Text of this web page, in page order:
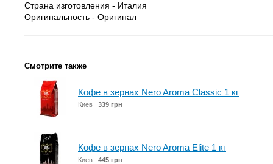
Страна изготовления - Италия
Оригинальность - Оригинал
Смотрите также
Кофе в зернах Nero Aroma Classic 1 кг
Киев 339 грн
Кофе в зернах Nero Aroma Elite 1 кг
Киев 445 грн